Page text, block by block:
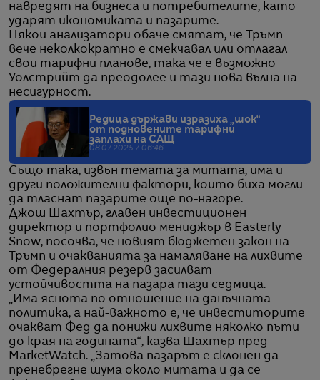
навредят на бизнеса и потребителите, като
ударят икономиката и пазарите.
Някои анализатори обаче смятат, че Тръмп
вече неколкократно е смекчавал или отлагал
свои тарифни планове, така че е възможно
Уолстрийт да преодолее и тази нова вълна на
несигурност.
Редица държави изразиха „шок“
от подновените тарифни
заплахи на САЩ
08.07.2025 / 06:46
Също така, извън темата за митата, има и
други положителни фактори, които биха могли
да тласнат пазарите още по-нагоре.
Джош Шахтър, главен инвестиционен
директор и портфолио мениджър в Easterly
Snow, посочва, че новият бюджетен закон на
Тръмп и очакванията за намаляване на лихвите
от Федералния резерв засилват
устойчивостта на пазара тази седмица.
„Има яснота по отношение на данъчната
политика, а най-важното е, че инвеститорите
очакват Фед да понижи лихвите няколко пъти
до края на годината“, казва Шахтър пред
MarketWatch. „Затова пазарът е склонен да
пренебрегне шума около митата и да се